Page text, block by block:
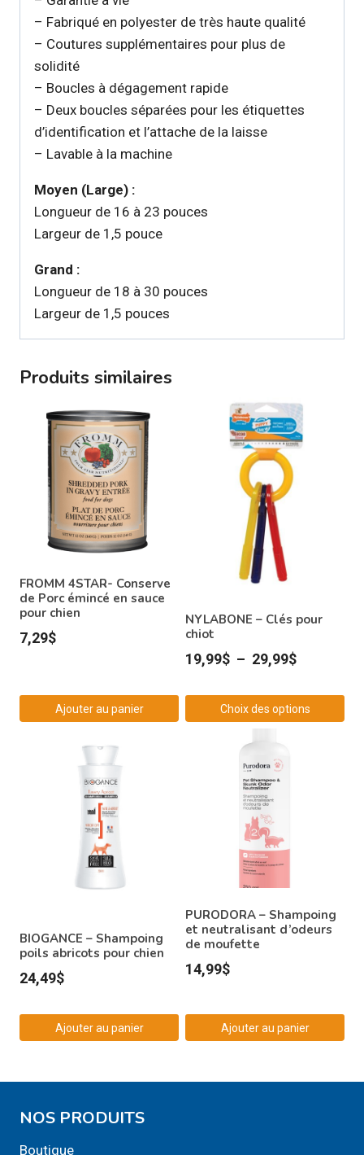
– Fabriqué en polyester de très haute qualité
– Coutures supplémentaires pour plus de
solidité
– Boucles à dégagement rapide
– Deux boucles séparées pour les étiquettes
d’identification et l’attache de la laisse
– Lavable à la machine
Moyen (Large) :
Longueur de 16 à 23 pouces
Largeur de 1,5 pouce
Grand :
Longueur de 18 à 30 pouces
Largeur de 1,5 pouces
Produits similaires
FROMM 4STAR- Conserve
de Porc émincé en sauce
pour chien
7,29$
Ajouter au panier
NYLABONE – Clés pour
chiot
19,99$ – 29,99$Plage
prix :
19,99$
Choix des options
variations.
être
choisies
sur
la
du
produit
BIOGANCE – Shampoing
poils abricots pour chien
24,49$
Ajouter au panier
PURODORA – Shampoing
et neutralisant d’odeurs
de moufette
14,99$
Ajouter au panier
NOS PRODUITS
Boutique